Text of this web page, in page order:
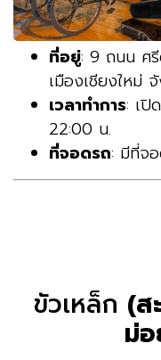
ที่อยู่: 9 ถนน ศรี
เมืองเชียงใหม่
เวลาทำการ: เปิ
22:00 น.
ที่จอดรถ: มีที่จ
ขัวเหล็ก (ส
ม่